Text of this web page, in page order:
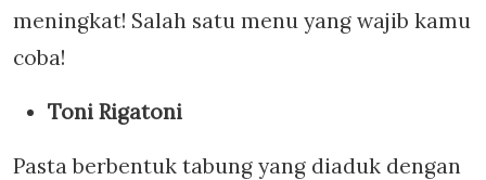
meningkat! Salah satu menu yang wajib kamu
coba!
Toni Rigatoni
Pasta berbentuk tabung yang diaduk dengan